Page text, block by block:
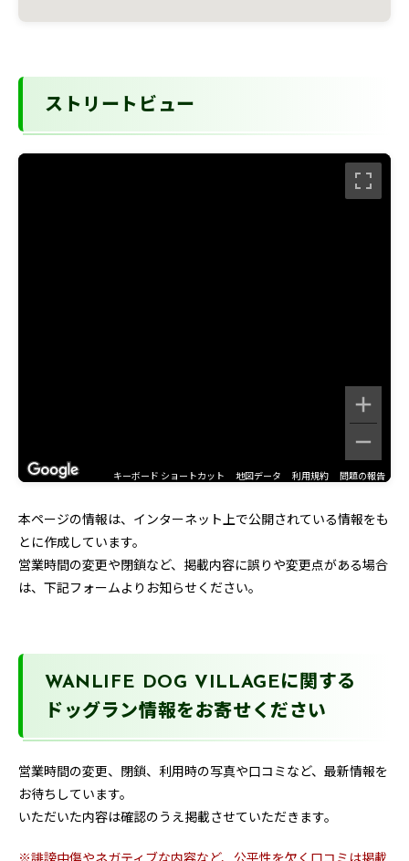
ストリートビュー
キーボード ショートカット 地図データ 利用規約 問題の報告
本ページの情報は、インターネット上で公開されている情報をも
とに作成しています。
営業時間の変更や閉鎖など、掲載内容に誤りや変更点がある場合
は、下記フォームよりお知らせください。
WANLIFE DOG VILLAGEに関する
ドッグラン情報をお寄せください
営業時間の変更、閉鎖、利用時の写真や口コミなど、最新情報を
お待ちしています。
いただいた内容は確認のうえ掲載させていただきます。
※誹謗中傷やネガティブな内容など、公平性を欠く口コミは掲載